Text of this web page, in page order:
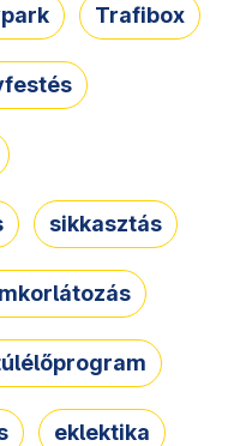
Trafibox
sikkasztás
eklektika